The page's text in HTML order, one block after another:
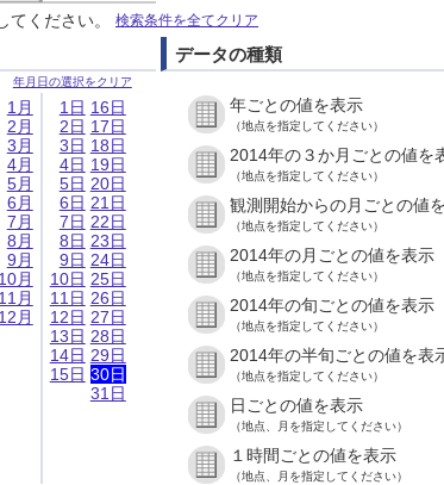
ください。 検索条件を全てクリア
年月日の選択をクリア
1月
2月
3月
4月
5月
6月
7月
8月
9月
10月
11月
12月
1日
2日
3日
4日
5日
6日
7日
8日
9日
10日
11日
12日
13日
14日
15日
16日
17日
18日
19日
20日
21日
22日
23日
24日
25日
26日
27日
28日
29日
30日
31日
データの種類
年ごとの値を表示
（地点を指定してください）
2014年の３か月ごとの値を
（地点を指定してください）
観測開始からの月ごとの値
（地点を指定してください）
2014年の月ごとの値を表示
（地点を指定してください）
2014年の旬ごとの値を表示
（地点を指定してください）
2014年の半旬ごとの値を表
（地点を指定してください）
日ごとの値を表示
（地点、月を指定してください）
１時間ごとの値を表示
（地点、月を指定してください）